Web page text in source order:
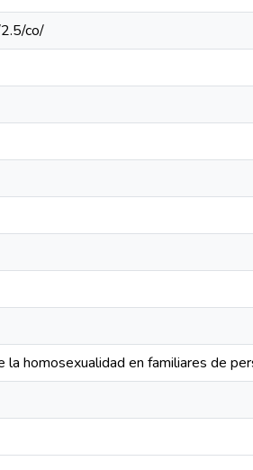
co/
homosexualidad en familiares de